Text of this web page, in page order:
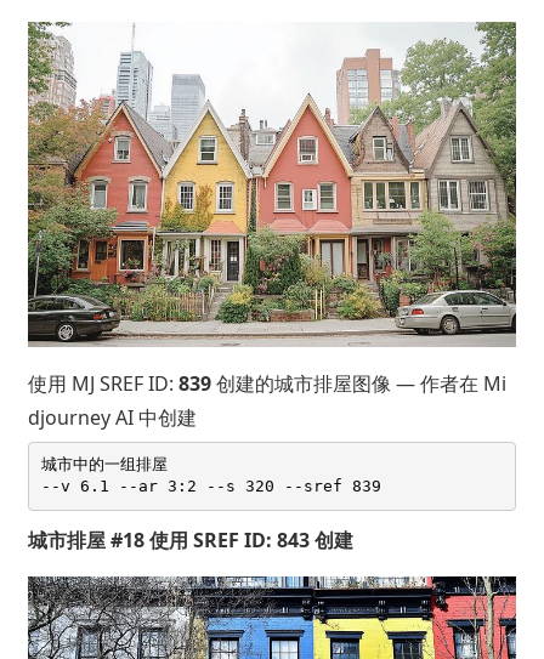
使用 MJ SREF ID: 839创建的城市排屋图像 — 作者在 Mi
djourney AI 中创建
城市中的一组排屋
城市排屋 #18 使用 SREF ID: 843 创建